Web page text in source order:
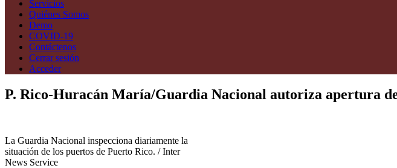
Servicios
Quiénes Somos
Demo
COVID-19
Contáctenos
Cerrar sesión
Acceder
P. Rico-Huracán María/Guardia Nacional autoriza apertura
La Guardia Nacional inspecciona diariamente la
situación de los puertos de Puerto Rico. / Inter
News Service